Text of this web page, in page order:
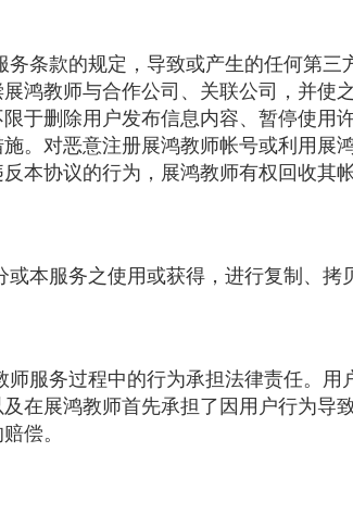
务条款的规定，导致或产生的任何第
鸿教师与合作公司、关联公司，并使
于删除用户发布信息内容、暂停使用
。对恶意注册展鸿教师帐号或利用展
本协议的行为，展鸿教师有权回收其
或本服务之使用或获得，进行复制、
师服务过程中的行为承担法律责任。
在展鸿教师首先承担了因用户行为导
偿。